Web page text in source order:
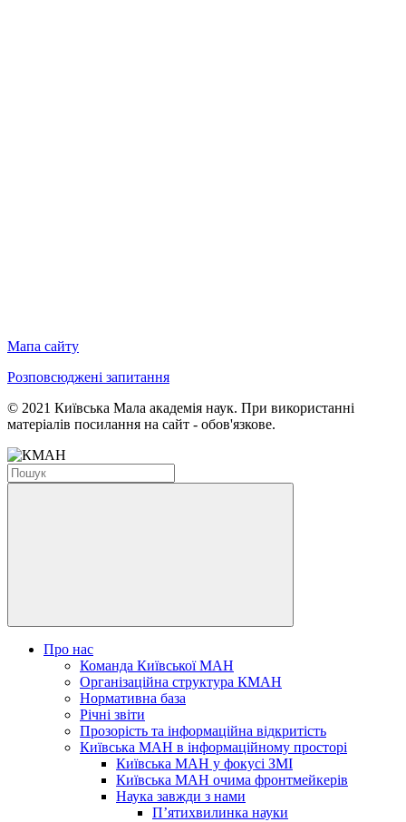
Мапа сайту
Розповсюджені запитання
© 2021 Київська Мала академія наук. При використанні
матеріалів посилання на сайт - обов'язкове.
Про нас
Команда Київської МАН
Організаційна структура КМАН
Нормативна база
Річні звіти
Прозорість та інформаційна відкритість
Київська МАН в інформаційному просторі
Київська МАН у фокусі ЗМІ
Київська МАН очима фронтмейкерів
Наука завжди з нами
П’ятихвилинка науки